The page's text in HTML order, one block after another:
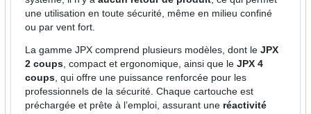
une utilisation en toute sécurité, même en milieu confiné
ou par vent fort.
La gamme JPX comprend plusieurs modèles, dont leJPX
2 coups, compact et ergonomique, ainsi que leJPX 4
coups, qui offre une puissance renforcée pour les
professionnels de la sécurité. Chaque cartouche est
préchargée et prête à l’emploi, assurant une réactivité